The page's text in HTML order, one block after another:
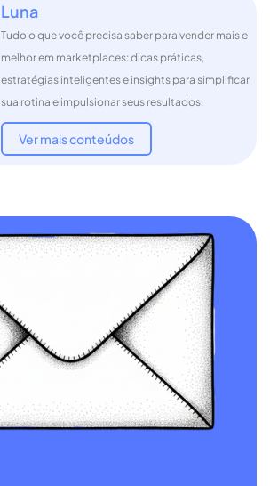
Luna
Tudo o que você precisa saber para vender mais e
melhor em marketplaces: dicas práticas,
estratégias inteligentes e insights para simplificar
sua rotina e impulsionar seus resultados.
Ver mais conteúdos